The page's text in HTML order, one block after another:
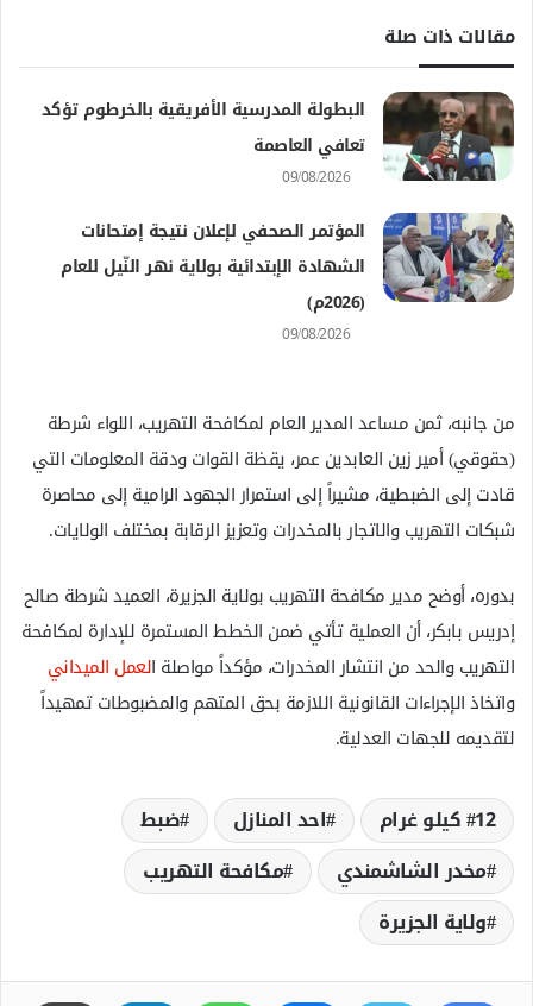
مقالات ذات صلة
البطولة المدرسية الأفريقية بالخرطوم تؤكد
تعافي العاصمة
09/08/2026
المؤتمر الصحفي لإعلان نتيجة إمتحانات
الشهادة الإبتدائية بولاية نهر النّيل للعام
(2026م)
09/08/2026
من جانبه، ثمن مساعد المدير العام لمكافحة التهريب، اللواء شرطة
(حقوقي) أمير زين العابدين عمر، يقظة القوات ودقة المعلومات التي
قادت إلى الضبطية، مشيراً إلى استمرار الجهود الرامية إلى محاصرة
شبكات التهريب والاتجار بالمخدرات وتعزيز الرقابة بمختلف الولايات.
بدوره، أوضح مدير مكافحة التهريب بولاية الجزيرة، العميد شرطة صالح
إدريس بابكر، أن العملية تأتي ضمن الخطط المستمرة للإدارة لمكافحة
التهريب والحد من انتشار المخدرات، مؤكداً مواصلة العمل الميداني
واتخاذ الإجراءات القانونية اللازمة بحق المتهم والمضبوطات تمهيداً
لتقديمه للجهات العدلية.
12 كيلو غرام احد المنازل
ضبط
مخدر الشاشمندي
مكافحة التهريب
ولاية الجزيرة